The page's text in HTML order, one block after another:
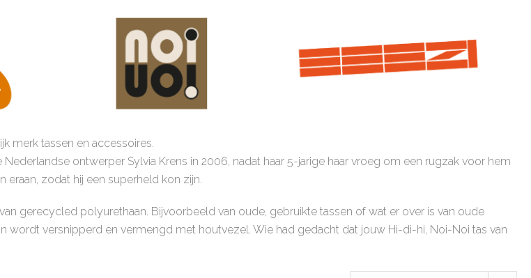
merk tassen en accessoires.
ontwerper Sylvia Krens in 2006, nadat haar 5-jarige haar vroeg om een rugzak voor hem
zodat hij een superheld kon zijn.
gerecycled polyurethaan. Bijvoorbeeld van oude, gebruikte tassen of wat er over is van oude
wordt versnipperd en vermengd met houtvezel. Wie had gedacht dat jouw Hi-di-hi, Noi-Noi tas van